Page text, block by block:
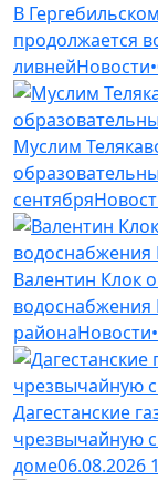
В
продолжается
ливнейНовости•
Муслим
сентября
Валентин Клок
водоснабжения
районаНовости•
Дагестанские
чрезвычайную
доме06.08.2026